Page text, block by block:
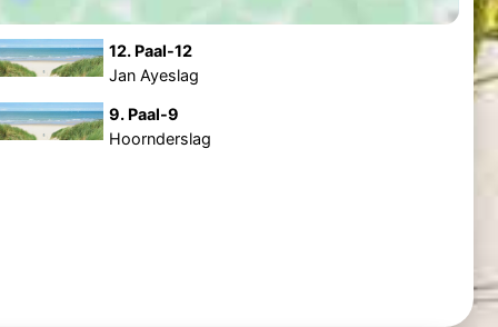
12. Paal-12
Jan Ayeslag
9. Paal-9
Hoornderslag